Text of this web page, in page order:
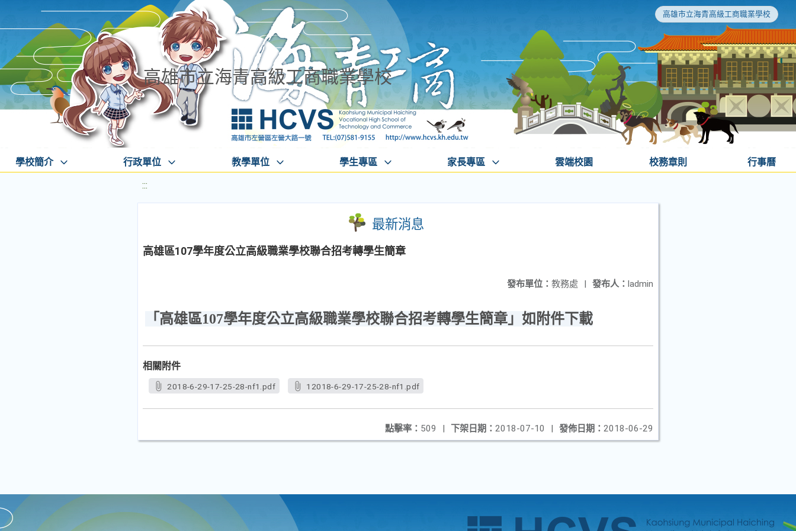
高雄市立海青高級工商職業學校
高雄市立海青高級工商職業學校
學校簡介 行政單位 教學單位 學生專區 家長專區 雲端校園 校務章則 行事曆
:::
最新消息
高雄區107學年度公立高級職業學校聯合招考轉學生簡章
發布人： ladmin
發布單位： 教務處 |
「高雄區107學年度公立高級職業學校聯合招考轉學生簡章」如附件下載
相關附件
2018-6-29-17-25-28-nf1.pdf 12018-6-29-17-25-28-nf1.pdf
發佈日期： 2018-06-29
下架日期： 2018-07-10 |
點擊率： 509 |